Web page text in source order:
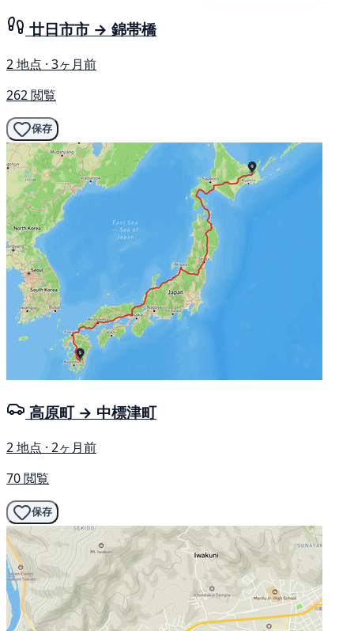
廿日市市 → 錦帯橋
2 地点 · 3ヶ月前
262 閲覧
保存
高原町 → 中標津町
2 地点 · 2ヶ月前
70 閲覧
保存